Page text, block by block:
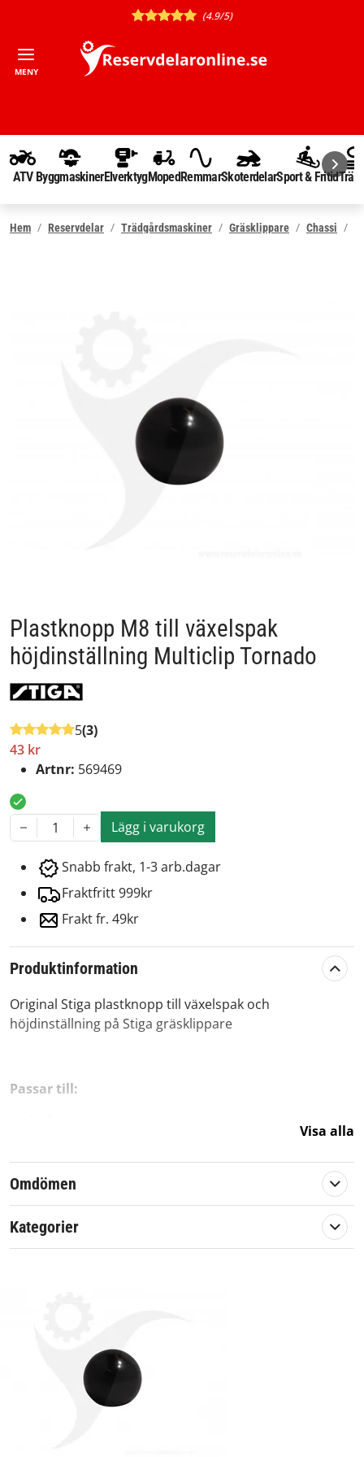
(4.9/5)
MENY
ATV ByggmaskinerElverktygMopedRemmarSkoterdelarSport & Fritid
Hem Reservdelar Trädgårdsmaskiner Gräsklippare Chassi
Plastknopp M8 till växelspak
höjdinställning Multiclip Tornado
5(3)
43 kr
Artnr: 569469
1 Lägg i varukorg
Snabb frakt, 1-3 arb.dagar
Fraktfritt 999kr
Frakt fr. 49kr
Produktinformation
Original Stiga plastknopp till växelspak och
höjdinställning på Stiga gräsklippare
Passar till:
Artikelnummer:
Passar märke:
Stiga
Visa alla
Omdömen
Kategorier